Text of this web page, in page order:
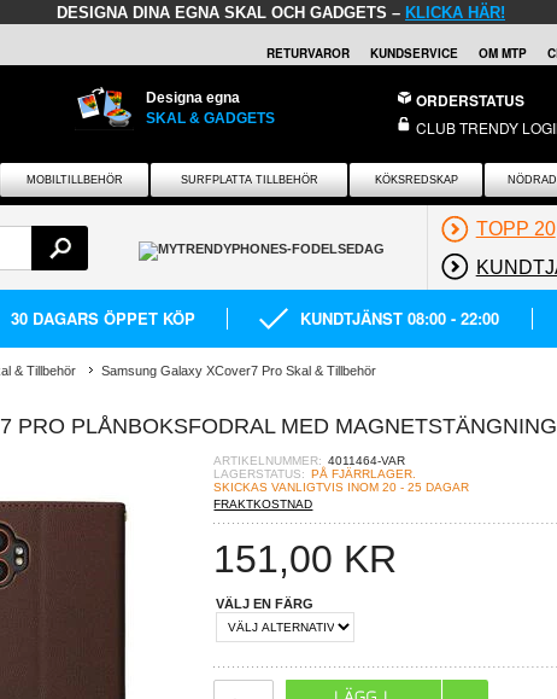
DESIGNA DINA EGNA SKAL OCH GADGETS – KLICKA HÄR!
RETURVAROR KUNDSERVICE OM MTP
Designa egna
SKAL & GADGETS
ORDERSTATUS
CLUB TRENDY
MOBILTILLBEHÖR SURFPLATTA TILLBEHÖR KÖKSREDSKAP
TOPP 20
30 DAGARS ÖPPET KÖP KUNDTJÄNST 08:00 - 22:00
& Tillbehör Samsung Galaxy XCover7 Pro Skal & Tillbehör
PRO PLÅNBOKSFODRAL MED MAGNETSTÄNGNING
ARTIKELNUMMER: 4011464-VAR
LAGERSTATUS: PÅ FJÄRRLAGER.
SKICKAS VANLIGTVIS INOM 20 - 25 DAGAR
FRAKTKOSTNAD
151,00 KR
VÄLJ EN FÄRG